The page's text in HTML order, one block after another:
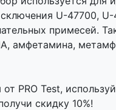
U-47700,
примесей.
амфетамина,
PRO Test,
скидку 10%!